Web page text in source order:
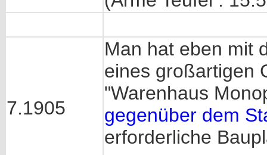
7.1905
Man hat eben mit
eines großartigen
"Warenhaus
gegenüber dem
erforderliche